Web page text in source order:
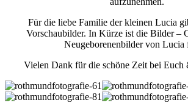
Für die liebe Familie der kleinen Lucia
Vorschaubilder. In Kürze ist die Bilder –
Neugeborenenbilder von Lucia
Vielen Dank für die schöne Zeit bei Euch